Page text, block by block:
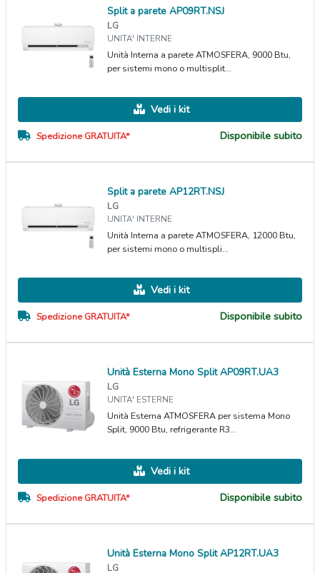
Split a parete AP09RT.NSJ
LG
UNITA' INTERNE
Unità Interna a parete ATMOSFERA, 9000 Btu,
per sistemi mono o multisplit...
Vedi i kit
Spedizione GRATUITA* Disponibile subito
Split a parete AP12RT.NSJ
LG
UNITA' INTERNE
Unità Interna a parete ATMOSFERA, 12000 Btu,
per sistemi mono o multispli...
Vedi i kit
Spedizione GRATUITA* Disponibile subito
Unità Esterna Mono Split AP09RT.UA3
LG
UNITA' ESTERNE
Unità Esterna ATMOSFERA per sistema Mono
Split, 9000 Btu, refrigerante R3...
Vedi i kit
Spedizione GRATUITA* Disponibile subito
Unità Esterna Mono Split AP12RT.UA3
LG